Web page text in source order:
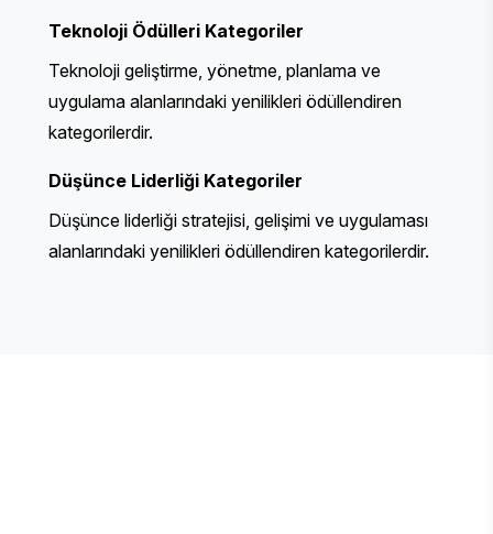
Teknoloji Ödülleri Kategoriler
Teknoloji geliştirme, yönetme, planlama ve
uygulama alanlarındaki yenilikleri ödüllendiren
kategorilerdir.
Düşünce Liderliği Kategoriler
Düşünce liderliği stratejisi, gelişimi ve uygulaması
alanlarındaki yenilikleri ödüllendiren kategorilerdir.